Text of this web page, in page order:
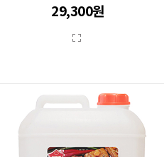
29,300원